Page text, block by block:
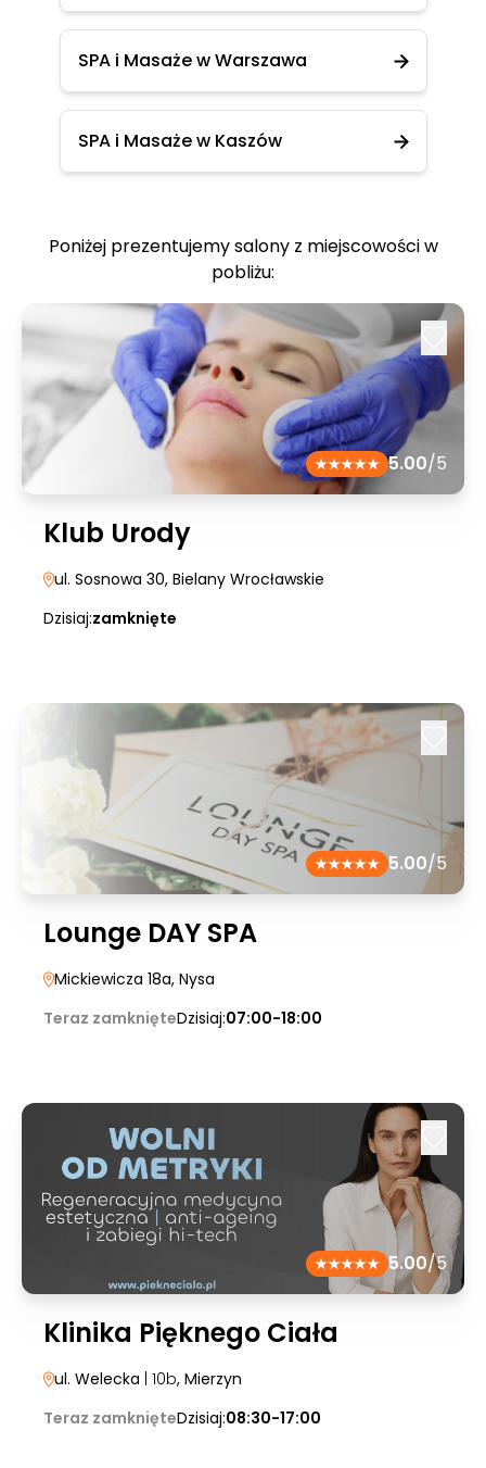
SPA i Masaże w Warszawa
SPA i Masaże w Kaszów
Poniżej prezentujemy salony z miejscowości w
pobliżu:
5.00/5
Klub Urody
ul. Sosnowa 30, Bielany Wrocławskie
Dzisiaj:zamknięte
5.00/5
Lounge DAY SPA
Mickiewicza 18a, Nysa
Teraz zamknięteDzisiaj:07:00-18:00
5.00/5
Klinika Pięknego Ciała
ul. Welecka | 10b, Mierzyn
Teraz zamknięteDzisiaj:08:30-17:00